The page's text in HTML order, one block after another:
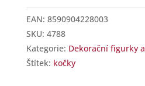
EAN: 8590904228003
SKU: 4788
Kategorie: Dekorační figurky
Štítek: kočky